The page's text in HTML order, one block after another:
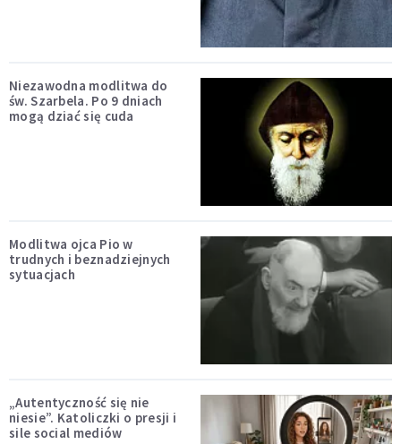
Niezawodna modlitwa do
św. Szarbela. Po 9 dniach
mogą dziać się cuda
Modlitwa ojca Pio w
trudnych i beznadziejnych
sytuacjach
„Autentyczność się nie
niesie”. Katoliczki o presji i
sile social mediów